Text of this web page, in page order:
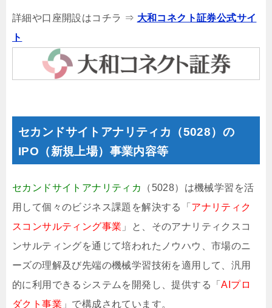
詳細や口座開設はコチラ ⇒ 大和コネクト証券公式サイ
ト
セカンドサイトアナリティカ（5028）の
IPO（新規上場）事業内容等
セカンドサイトアナリティカ
（5028）は機械学習を活
用して個々のビジネス課題を解決する「 アナリティク
スコンサルティング事業 」と、そのアナリティクスコ
ンサルティングを通じて培われたノウハウ、市場のニ
ーズの理解及び先端の機械学習技術を適用して、汎用
的に利用できるシステムを開発し、提供する「AIプロ
ダクト事業 」で構成されています。